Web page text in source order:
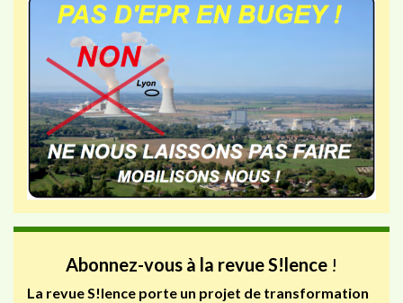
Abonnez-vous à la revue S!lence !
La revue S!lence porte un projet de transformation